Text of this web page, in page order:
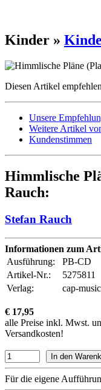
Kinder »
Diesen Artikel
Unsere
Weitere Artikel
Kundenstimmen
Himmlische
Rauch:
Stefan Rauch
Informationen zum
Ausführung:
PB-CD
Artikel-Nr.:
5275811
Verlag:
cap-music
€ 17,95
alle Preise inkl. Mwst.
Versandkosten!
Für die eigene